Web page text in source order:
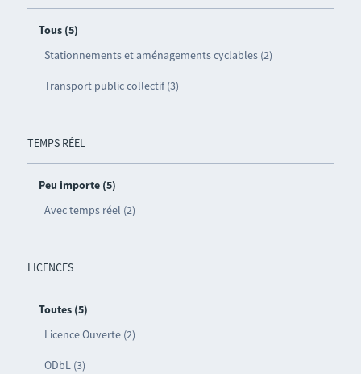
Tous (5)
Stationnements et aménagements cyclables (2)
Transport public collectif (3)
TEMPS RÉEL
Peu importe (5)
Avec temps réel (2)
LICENCES
Toutes (5)
Licence Ouverte (2)
ODbL (3)